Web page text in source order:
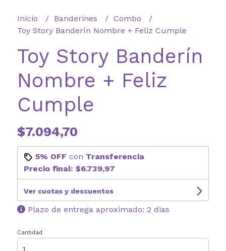
Inicio Banderines
Combo
Toy Story Banderín Nombre + Feliz Cumple
Toy Story Banderín
Nombre + Feliz
Cumple
$7.094,70
5% OFF con Transferencia
Precio final: $6.739,97
Ver cuotas y descuentos
Plazo de entrega aproximado: 2 dias
Cantidad